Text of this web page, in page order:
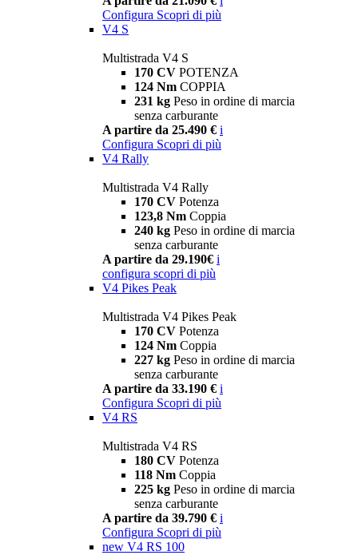
Configura Scopri di più
V4 S
Multistrada V4 S
170 CV POTENZA
124 Nm COPPIA
231 kg Peso in ordine di marcia
senza carburante
A partire da 25.490 € i
Configura Scopri di più
V4 Rally
Multistrada V4 Rally
170 CV Potenza
123,8 Nm Coppia
240 kg Peso in ordine di marcia
senza carburante
A partire da 29.190€ i
configura scopri di più
V4 Pikes Peak
Multistrada V4 Pikes Peak
170 CV Potenza
124 Nm Coppia
227 kg Peso in ordine di marcia
senza carburante
A partire da 33.190 € i
Configura Scopri di più
V4 RS
Multistrada V4 RS
180 CV Potenza
118 Nm Coppia
225 kg Peso in ordine di marcia
senza carburante
A partire da 39.790 € i
Configura Scopri di più
new V4 RS 100